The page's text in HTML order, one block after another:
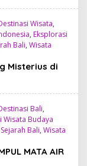
Wisata,
, Eksplorasi
Bali, Wisata
Misterius di
Bali,
Wisata Budaya
Bali, Wisata
MATA AIR